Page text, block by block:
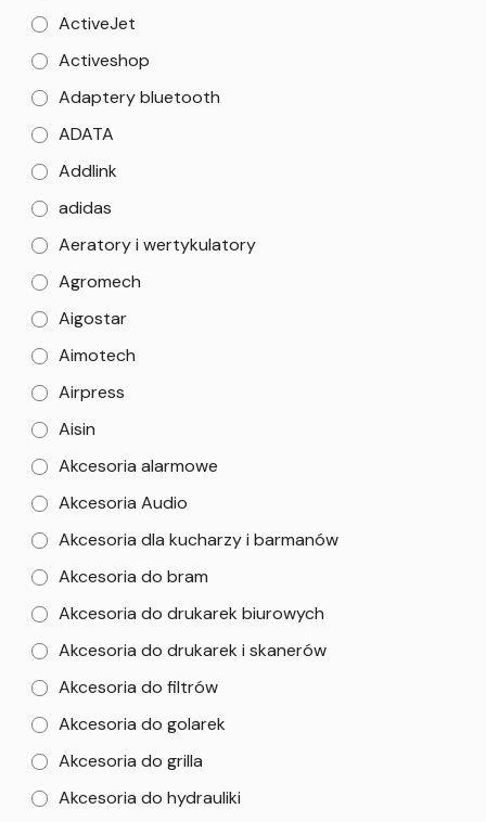
ActiveJet
Activeshop
Adaptery bluetooth
ADATA
Addlink
adidas
Aeratory i wertykulatory
Agromech
Aigostar
Aimotech
Airpress
Aisin
Akcesoria alarmowe
Akcesoria Audio
Akcesoria dla kucharzy i barmanów
Akcesoria do bram
Akcesoria do drukarek biurowych
Akcesoria do drukarek i skanerów
Akcesoria do filtrów
Akcesoria do golarek
Akcesoria do grilla
Akcesoria do hydrauliki